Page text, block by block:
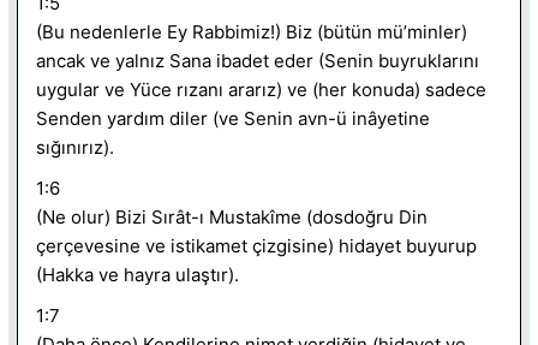
(Bu nedenlerle Ey Rabbimiz!) Biz (bütün mü’minler)
ancak ve yalnız Sana ibadet eder (Senin buyruklarını
uygular ve Yüce rızanı ararız) ve (her konuda) sadece
Senden yardım diler (ve Senin avn-ü inâyetine
sığınırız).
1:6
(Ne olur) Bizi Sırât-ı Mustakîme (dosdoğru Din
çerçevesine ve istikamet çizgisine) hidayet buyurup
(Hakka ve hayra ulaştır).
1:7